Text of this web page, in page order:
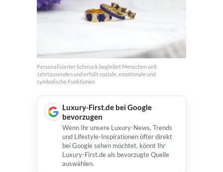
Personalisierter Schmuck begleitet Menschen seit
Jahrtausenden und erfüllt soziale, emotionale und
symbolische Funktionen
Luxury-First.de bei Google
bevorzugen
Wenn Ihr unsere Luxury-News, Trends
und Lifestyle-Inspirationen öfter direkt
bei Google sehen möchtet, könnt Ihr
Luxury-First.de als bevorzugte Quelle
auswählen.